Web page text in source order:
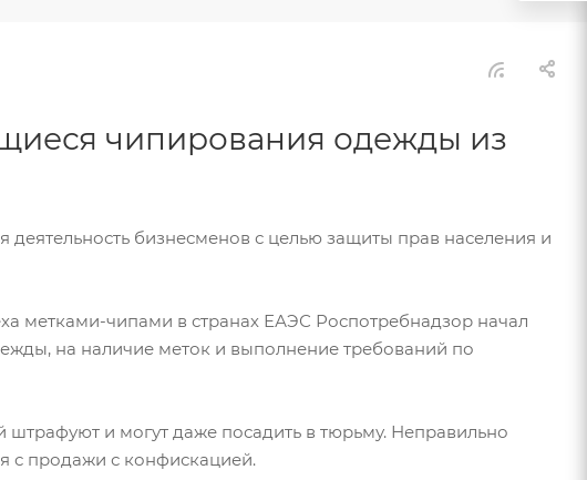
чипирования одежды из
бизнесменов с целью защиты прав населения и
метками-чипами в странах ЕАЭС Роспотребнадзор начал
на наличие меток и выполнение требований по
и могут даже посадить в тюрьму. Неправильно
с продажи с конфискацией.